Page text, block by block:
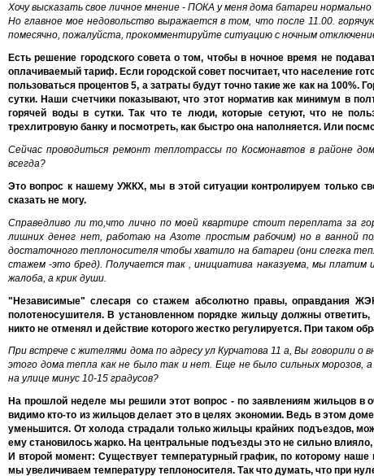
Хочу высказать свое личное мнение - ПОКА у меня дома батареи
Но главное мое недовольство выражается в том, что после 11.00.
помесячно, пожалуйста, прокомментируйте ситуацию с ночным
Есть решение городского совета о том, чтобы в ночное время не
оплачиваемый тариф. Если городской совет посчитает, что население
пользоваться процентов 5, а затраты будут точно такие же как на 100%.
сутки. Наши счетчики показывают, что этот норматив как минимум в
горячей воды в сутки. Так что те люди, которые сетуют, что не
трехлитровую банку и посмотреть, как быстро она наполняется. Или
Сейчас проводиться ремонт теплотрассы по Космонавтов в районе
всегда?
Это вопрос к нашему УЖКХ, мы в этой ситуации контролируем только
сказать не могу.
Справедливо ли то,что лично по моей квартире стоит переплата за
лишних денег нет, работаю на Азоте простым рабочим) но в ванной
достаточного теплоносителя чтобы хватило на батареи (они слегка
стажем -это бред). Получается так , инициатива наказуема, мы
жалоба, а крик души.
"Независимые" слесаря со стажем абсолютно правы, оправдания
полотеносушителя. В установленном порядке жильцу должны
никто не отменял и действие которого жестко регулируется. При таком
При встрече с жителями дома по адресу ул Курчатова 11 а, Вы говорили
этого дома тепла как не было так и нет. Еще не было сильных морозов,
на улице минус 10-15 градусов?
На прошлой неделе мы решили этот вопрос - по заявлениям жильцов в
видимо кто-то из жильцов делает это в целях экономии. Ведь в этом
уменьшится. От холода страдали только жильцы крайних подъездов,
ему становилось жарко. На центральные подъезды это не сильно влияло,
И второй момент: Существует температурный график, по которому наше
мы увеличиваем температуру теплоносителя. Так что думать, что при